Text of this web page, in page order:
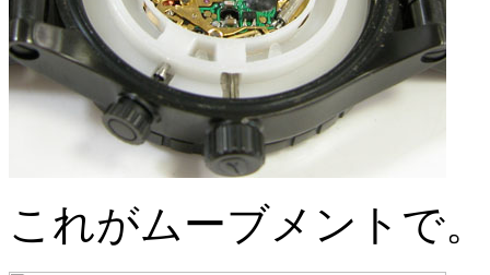
これがムーブメントで。